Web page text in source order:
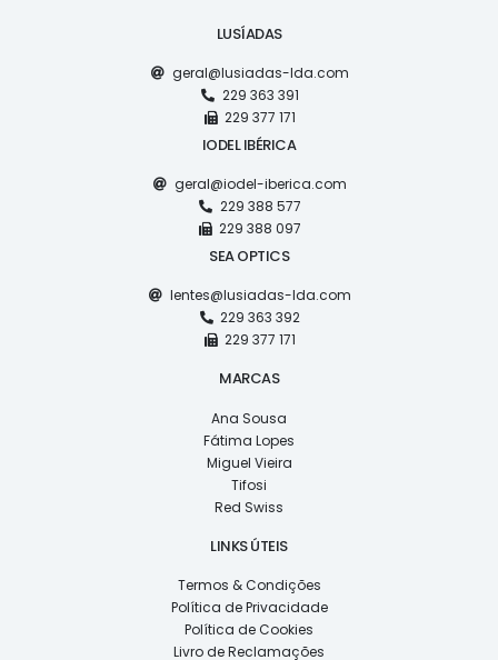
LUSÍADAS
geral@lusiadas-lda.com
229 363 391
229 377 171
IODEL IBÉRICA
geral@iodel-iberica.com
229 388 577
229 388 097
SEA OPTICS
lentes@lusiadas-lda.com
229 363 392
229 377 171
MARCAS
Ana Sousa
Fátima Lopes
Miguel Vieira
Tifosi
Red Swiss
LINKS ÚTEIS
Termos & Condições
Política de Privacidade
Política de Cookies
Livro de Reclamações